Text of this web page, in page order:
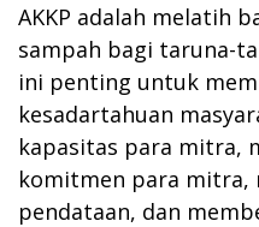
AKKP adalah melatih
sampah bagi taruna-
ini penting untuk
kesadartahuan
kapasitas para mitra,
komitmen para mitra,
pendataan, dan